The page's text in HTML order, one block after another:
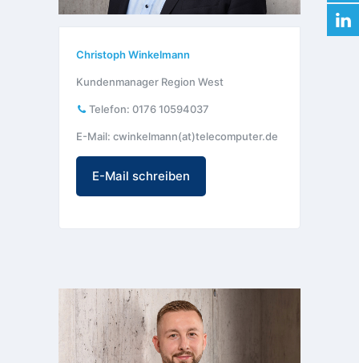
Christoph Winkelmann
Kundenmanager Region West
Telefon:0176 10594037
E-Mail: cwinkelmann(at)telecomputer.de
E-Mail schreiben